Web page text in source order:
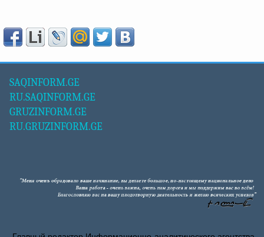
SAQINFORM.GE
RU.SAQINFORM.GE
GRUZINFORM.GE
RU.GRUZINFORM.GE